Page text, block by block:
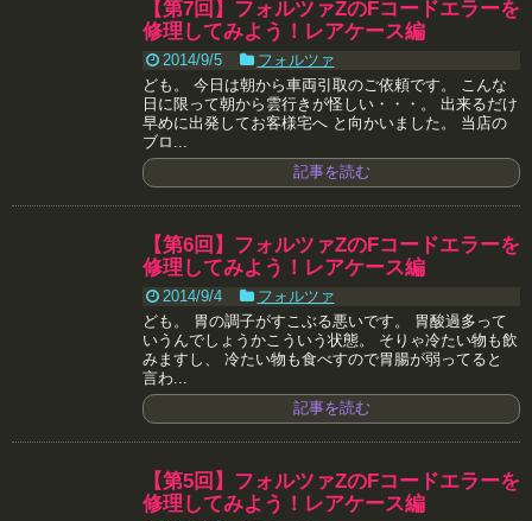
【第7回】フォルツァZのFコードエラーを
修理してみよう！レアケース編
2014/9/5
フォルツァ
ども。 今日は朝から車両引取のご依頼です。 こんな
日に限って朝から雲行きが怪しい・・・。 出来るだけ
早めに出発してお客様宅へ と向かいました。 当店の
ブロ...
記事を読む
【第6回】フォルツァZのFコードエラーを
修理してみよう！レアケース編
2014/9/4
フォルツァ
ども。 胃の調子がすこぶる悪いです。 胃酸過多って
いうんでしょうかこういう状態。 そりゃ冷たい物も飲
みますし、 冷たい物も食べすので胃腸が弱ってると
言わ...
記事を読む
【第5回】フォルツァZのFコードエラーを
修理してみよう！レアケース編